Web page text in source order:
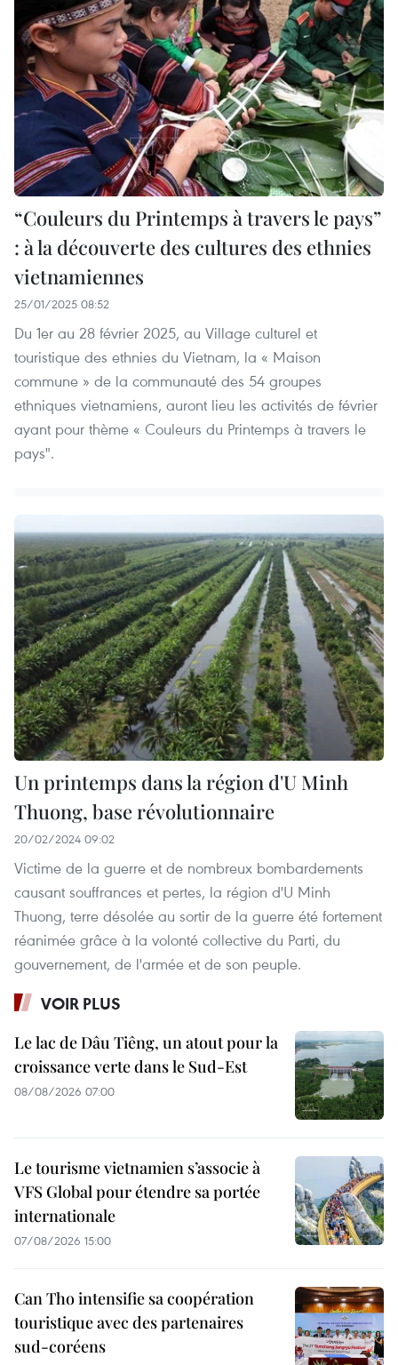
“Couleurs du Printemps à travers le pays”
: à la découverte des cultures des ethnies
vietnamiennes
25/01/2025 08:52
Du 1er au 28 février 2025, au Village culturel et
touristique des ethnies du Vietnam, la « Maison
commune » de la communauté des 54 groupes
ethniques vietnamiens, auront lieu les activités de février
ayant pour thème « Couleurs du Printemps à travers le
pays".
Un printemps dans la région d'U Minh
Thuong, base révolutionnaire
20/02/2024 09:02
Victime de la guerre et de nombreux bombardements
causant souffrances et pertes, la région d'U Minh
Thuong, terre désolée au sortir de la guerre été fortement
réanimée grâce à la volonté collective du Parti, du
gouvernement, de l'armée et de son peuple.
VOIR PLUS
Le lac de Dâu Tiêng, un atout pour la
croissance verte dans le Sud-Est
08/08/2026 07:00
Le tourisme vietnamien s’associe à
VFS Global pour étendre sa portée
internationale
07/08/2026 15:00
Can Tho intensifie sa coopération
touristique avec des partenaires
sud-coréens